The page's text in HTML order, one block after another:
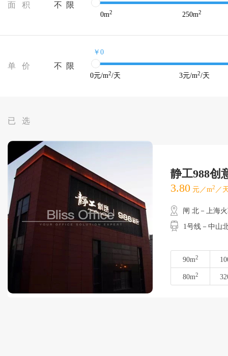
面 积 不 限
0m2 250m2
单 价 不 限
￥0
0元/m2/天 3元/m2/天
已 选
静工988创
3.80 元／m2 ／
闸 北－上海
1号线－中山
90m2
80m2